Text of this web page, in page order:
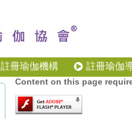
註冊瑜伽機構 註冊瑜伽
Content on this page